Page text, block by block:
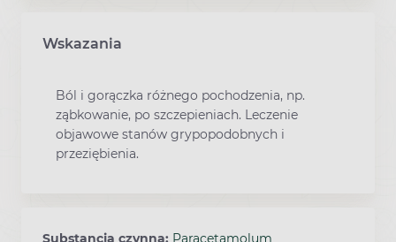
Wskazania
Ból i gorączka różnego pochodzenia, np.
ząbkowanie, po szczepieniach. Leczenie
objawowe stanów grypopodobnych i
przeziębienia.